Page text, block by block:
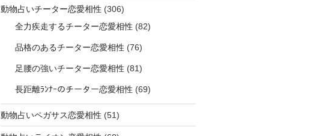
動物占いチーター恋愛相性 (306)
全力疾走するチーター恋愛相性 (82)
品格のあるチーター恋愛相性 (76)
足腰の強いチーター恋愛相性 (81)
長距離ﾗﾝﾅｰのチーター恋愛相性 (69)
動物占いペガサス恋愛相性 (51)